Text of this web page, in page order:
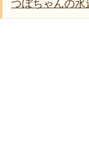
つぼちゃんの水